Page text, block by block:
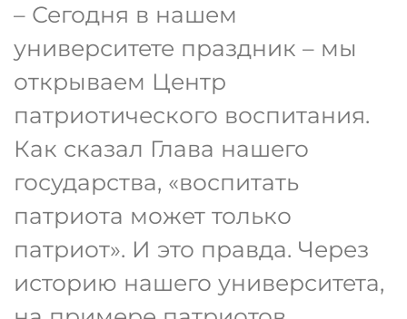
– Сегодня в нашем
университете праздник – мы
открываем Центр
патриотического воспитания.
Как сказал Глава нашего
государства, «воспитать
патриота может только
патриот». И это правда. Через
историю нашего университета,